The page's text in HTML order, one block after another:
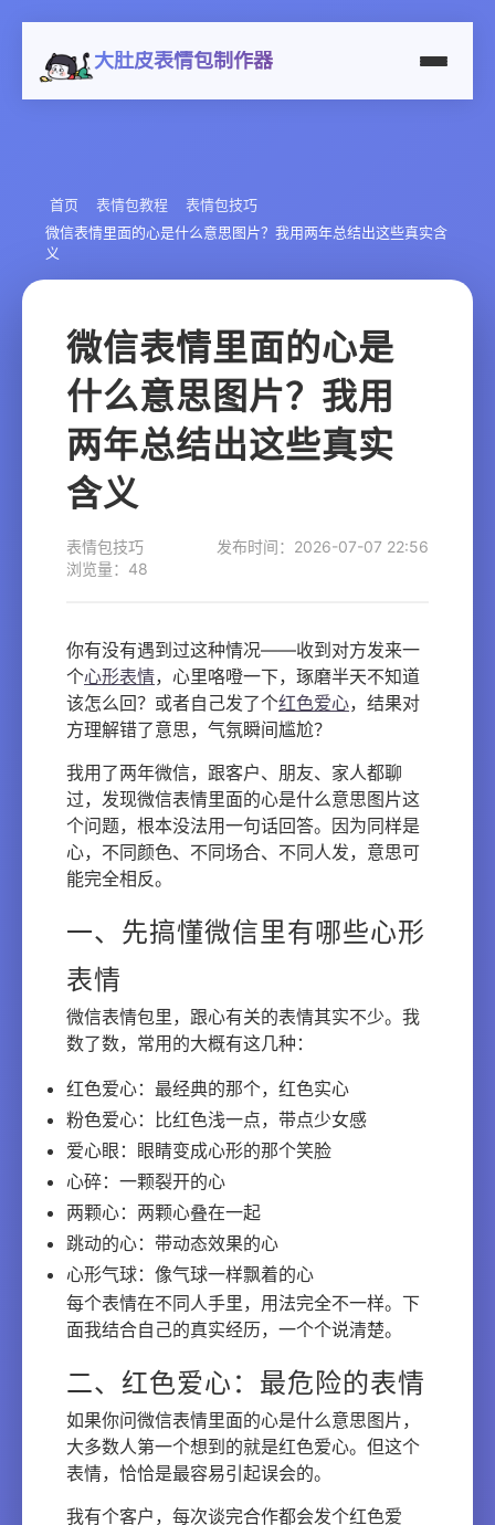
大肚皮表情包制作器
首页 表情包教程
表情包技巧
微信表情里面的心是什么意思图片？我用两年总结出这些真实含
义
微信表情里面的心是
什么意思图片？我用
两年总结出这些真实
含义
表情包技巧
发布时间：2026-07-07 22:56
浏览量：48
你有没有遇到过这种情况——收到对方发来一
个心形表情，心里咯噔一下，琢磨半天不知道
该怎么回？或者自己发了个红色爱心，结果对
方理解错了意思，气氛瞬间尴尬？
我用了两年微信，跟客户、朋友、家人都聊
过，发现微信表情里面的心是什么意思图片这
个问题，根本没法用一句话回答。因为同样是
心，不同颜色、不同场合、不同人发，意思可
能完全相反。
一、先搞懂微信里有哪些心形
表情
微信表情包里，跟心有关的表情其实不少。我
数了数，常用的大概有这几种：
红色爱心：最经典的那个，红色实心
粉色爱心：比红色浅一点，带点少女感
爱心眼：眼睛变成心形的那个笑脸
心碎：一颗裂开的心
两颗心：两颗心叠在一起
跳动的心：带动态效果的心
心形气球：像气球一样飘着的心
每个表情在不同人手里，用法完全不一样。下
面我结合自己的真实经历，一个个说清楚。
二、红色爱心：最危险的表情
如果你问微信表情里面的心是什么意思图片，
大多数人第一个想到的就是红色爱心。但这个
表情，恰恰是最容易引起误会的。
我有个客户，每次谈完合作都会发个红色爱